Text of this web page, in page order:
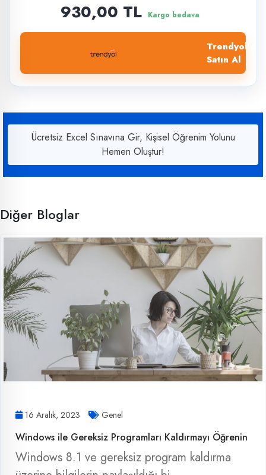
930,00 TL Kargo bedava
Trendyol'dan
Satın Al
Ücretsiz Excel Sınavına Gir, Kişisel Öğrenim Yolunu
Hemen Oluştur!
Diğer Bloglar
16 Aralık, 2023 Genel
Windows ile Gereksiz Programları Kaldırmayı Öğrenin
Windows 8.1 ve gereksiz program kaldırma